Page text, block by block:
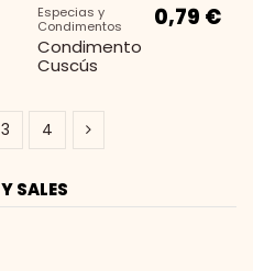
Especias y
Condimentos
Condimento
Cuscús
0,79 €
3 4
SALES